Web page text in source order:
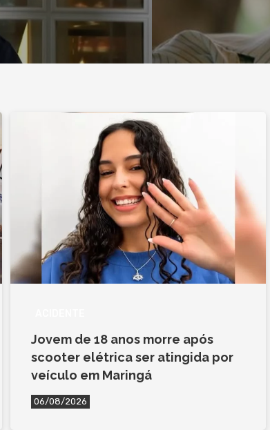
Jovem de 18 anos morre após
scooter elétrica ser atingida por
veículo em Maringá
06/08/2026